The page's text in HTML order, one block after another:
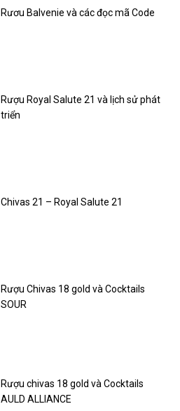
Rươu Balvenie và các đọc mã Code
Rượu Royal Salute 21 và lịch sử phát
triển
Chivas 21 – Royal Salute 21
Rượu Chivas 18 gold và Cocktails
SOUR
Rượu chivas 18 gold và Cocktails
AULD ALLIANCE